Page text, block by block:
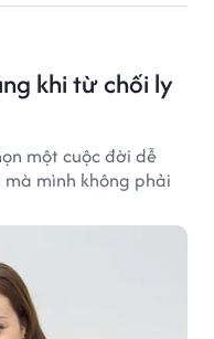
khi từ chối ly
một cuộc đời dễ
mình không phải